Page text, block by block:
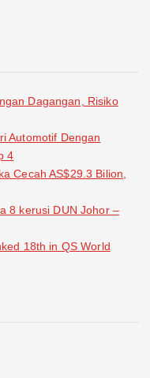
Dagangan, Risiko
Automotif Dengan
4
Cecah AS$29.3 Bilion,
8 kerusi DUN Johor –
18th in QS World